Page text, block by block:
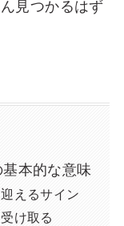
見つかるはず
本的な意味
えるサイン
け取る